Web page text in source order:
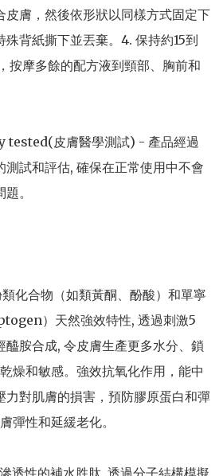
皮膚，然後依形狀以同樣方式固定下
殊背紙撕下並丟棄。4. 保持約15到
按摩多餘的配方液到頸部、胸前和
皮膚醫學測試) - 產品經過
測試和評估, 確保在正常使用中不會
。
化合物（如類黃酮、酚酸）和單寧
）天然強效特性, 透過刺激5
醯胺合成, 令皮膚生產更多水分、鎖
燥和敏感。強效抗氧化作用，能中
力對肌膚的損害，預防膠原蛋白和彈
彈性和延緩老化。
透性的補水胜肽, 透過分子結構模擬